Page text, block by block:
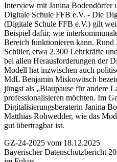
Interview mit Janina Bodendörfer
Digitale Schule FFB e.V. - Die
(Digitale Schule FFB e.V.) gilt
Beispiel dafür, wie
Bereich funktionieren kann. Rund
Schüler, etwa 2.300 Lehrkräfte
bei allen Herausforderungen der
Modell hat inzwischen auch
MdL Benjamin Miskowitsch
jüngst als „Blaupause für andere
professionalisieren möchten. Im
Digitalisierungsberaterin Janina
Matthias Rohwedder, wie das
gut übertragbar ist.
GZ-24-2025 vom 18.12.2025
Bayerischer Datenschutzbericht